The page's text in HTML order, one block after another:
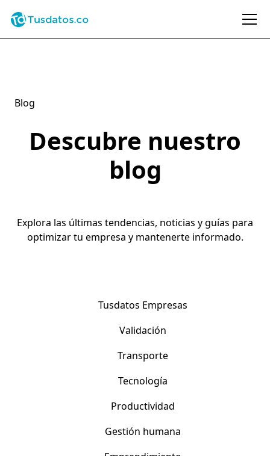
Blog
Descubre nuestro
blog
Explora las últimas tendencias, noticias y guías para
optimizar tu empresa y mantenerte informado.
Tusdatos Empresas
Validación
Transporte
Tecnología
Productividad
Gestión humana